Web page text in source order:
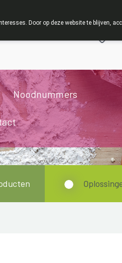
Noodnummers
Door op deze website te blijven,